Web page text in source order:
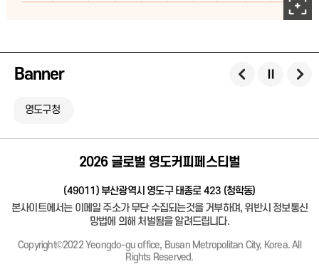
Banner
영도구청
2026 글로벌 영도커피페스티벌
(49011) 부산광역시 영도구 태종로 423 (청학동)
본사이트에서는 이메일 주소가 무단 수집되는것을 거부하며, 위반시 정보통신
망법에 의해 처벌됨을 알려드립니다.
Copyright©2022 Yeongdo-gu office, Busan Metropolitan City, Korea. All
Rights Reserved.